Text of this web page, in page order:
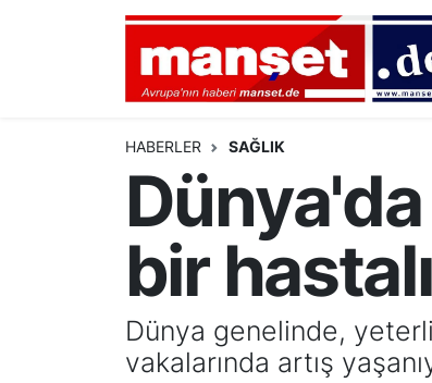
HABERLER SAĞLIK
Dünya'da
bir
Dünya genelinde, yeterli
vakalarında artış
AVRUPA
ALMANYA
TÜRKİYE
Nöbetçi Eczaneler
Hava Durumu
Namaz Vakitleri
Trafik Durumu
Tüm Manşetler